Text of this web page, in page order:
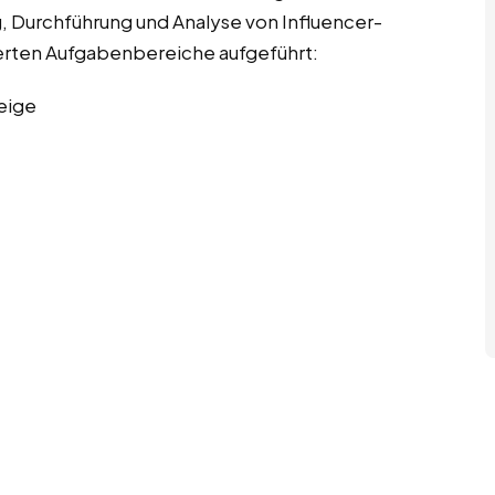
und Analyse von Influencer-
Aufgabenbereiche aufgeführt: